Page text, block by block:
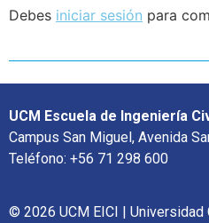
Debes iniciar sesión para
UCM Escuela de Ingeniería
Campus San Miguel, Avenida
Teléfono: +56 71 298 600
© 2026 UCM EICI | Universidad